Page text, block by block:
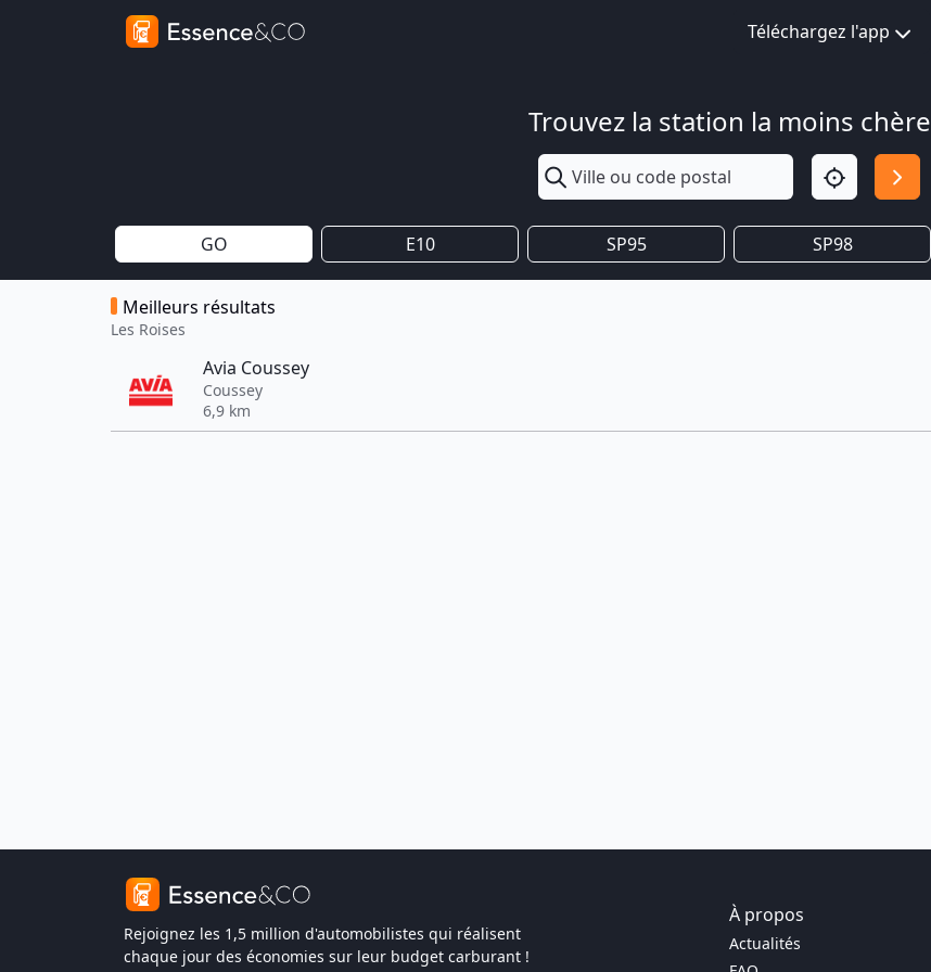
Téléchargez l'app
Trouvez la station la moins chère
GO E10 SP95 SP98
Meilleurs résultats
Les Roises
Avia Coussey
Coussey
6,9 km
Rejoignez les 1,5 million d'automobilistes qui réalisent
chaque jour des économies sur leur budget carburant !
À propos
Actualités